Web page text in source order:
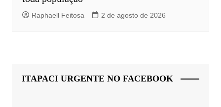
Raphaell Feitosa 2 de agosto de 2026
ITAPACI URGENTE NO FACEBOOK